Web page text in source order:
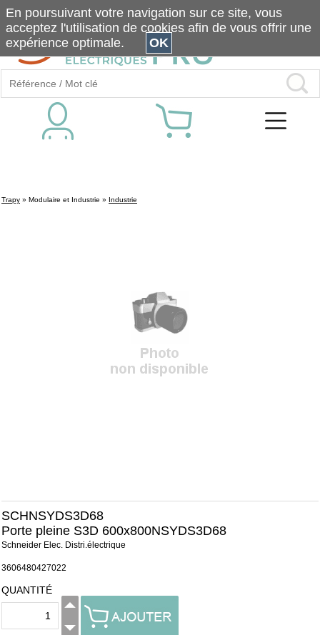
Trapy » Modulaire et Industrie » Industrie
SCHNSYDS3D68
Porte pleine S3D 600x800NSYDS3D68
Schneider Elec. Distri.électrique
3606480427022
QUANTITÉ
En poursuivant votre navigation sur ce site, vous
acceptez l'utilisation de cookies afin de vous offrir une
expérience optimale.
OK